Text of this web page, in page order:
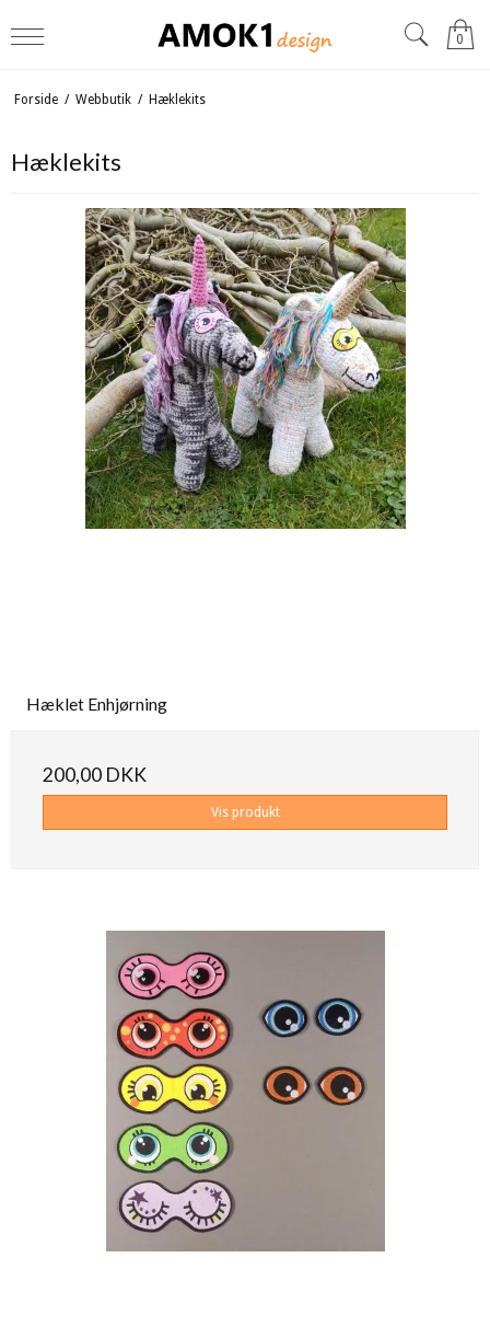
0
Forside / Webbutik / Hæklekits
Hæklekits
Hæklet Enhjørning
200,00 DKK
Vis produkt